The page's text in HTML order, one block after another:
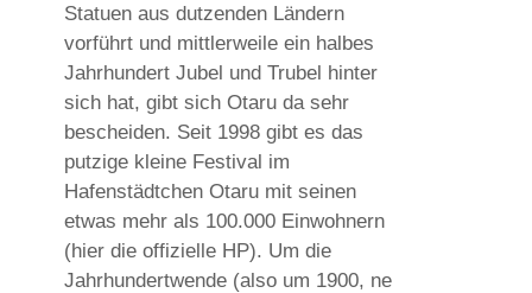
Statuen aus dutzenden Ländern
vorführt und mittlerweile ein halbes
Jahrhundert Jubel und Trubel hinter
sich hat, gibt sich Otaru da sehr
bescheiden. Seit 1998 gibt es das
putzige kleine Festival im
Hafenstädtchen Otaru mit seinen
etwas mehr als 100.000 Einwohnern
(hier die offizielle HP). Um die
Jahrhundertwende (also um 1900, ne